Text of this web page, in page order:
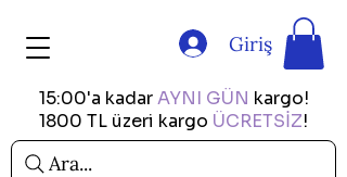
1800 TL üzeri kargo ÜCRETSİZ!
15:00'a kadar AYNI GÜN kargo!
Ara...
Giriş